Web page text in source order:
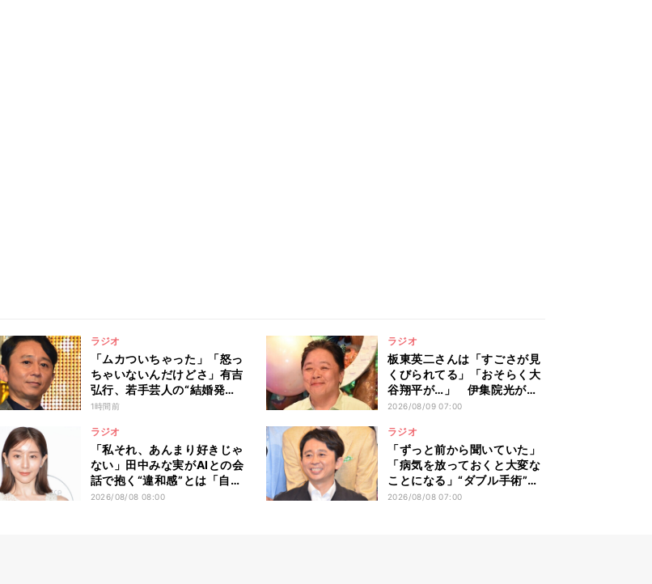
ラジオ
「ムカついちゃった」「怒っ
ちゃいないんだけどさ」有吉
弘行、若手芸人の“結婚発
表”に愛のあるダメ出し「何
1時間前
ラジオ
板東英二さんは「すごさが見
くびられてる」「おそらく大
谷翔平が…」 伊集院光が熱
弁! 野球・芸能界での“すごす
2026/08/09 07:00
ラジオ
「私それ、あんまり好きじゃ
ない」田中みな実がAIとの会
話で抱く“違和感”とは「自分
の都合のいいようにAIを使っ
2026/08/08 08:00
ラジオ
「ずっと前から聞いていた」
「病気を放っておくと大変な
ことになる」“ダブル手術”の
ウエストランド井口に思うこ
2026/08/08 07:00